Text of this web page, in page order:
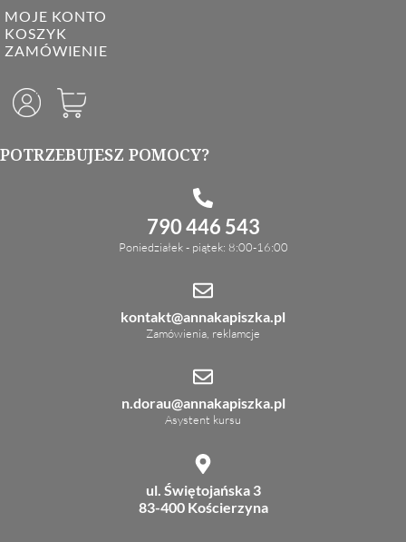
MOJE KONTO
KOSZYK
ZAMÓWIENIE
POTRZEBUJESZ POMOCY?
790 446 543
Poniedziałek - piątek: 8:00-16:00
kontakt@annakapiszka.pl
Zamówienia, reklamcje
n.dorau@annakapiszka.pl
Asystent kursu
ul. Świętojańska 3
83-400 Kościerzyna